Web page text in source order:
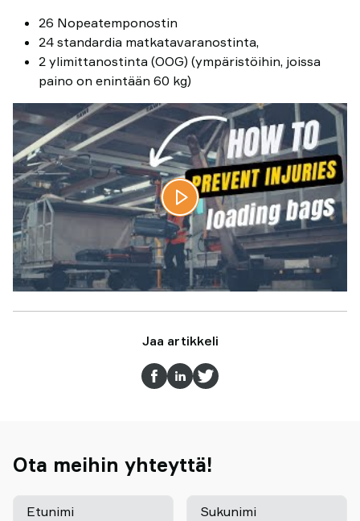
26 Nopeatemponostin
24 standardia matkatavaranostinta,
2 ylimittanostinta (OOG) (ympäristöihin, joissa
paino on enintään 60 kg)
Jaa artikkeli
Ota meihin yhteyttä!
Etunimi Sukunimi